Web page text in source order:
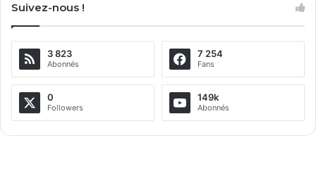
t
n
t
i
Suivez-nous !
3 823
Abonnés
7 254
Fans
0
Followers
149k
Abonnés